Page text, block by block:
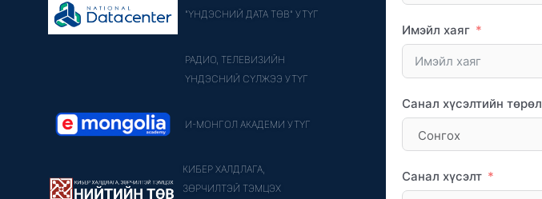
"ҮНДЭСНИЙ ДАТА ТӨВ" УТҮГ
РАДИО, ТЕЛЕВИЗИЙН
ҮНДЭСНИЙ СҮЛЖЭЭ УТҮГ
И-МОНГОЛ АКАДЕМИ УТҮГ
КИБЕР ХАЛДЛАГА,
ЗӨРЧИЛТЭЙ ТЭМЦЭХ
Имэйл хаяг
Санал хүсэлтийн төрөл
Санал хүсэлт